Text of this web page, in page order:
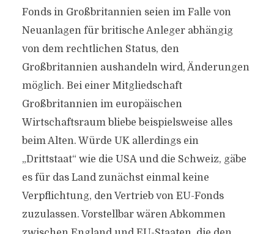
Fonds in Großbritannien seien im Falle von
Neuanlagen für britische Anleger abhängig
von dem rechtlichen Status, den
Großbritannien aushandeln wird, Änderungen
möglich. Bei einer Mitgliedschaft
Großbritannien im europäischen
Wirtschaftsraum bliebe beispielsweise alles
beim Alten. Würde UK allerdings ein
„Drittstaat“ wie die USA und die Schweiz, gäbe
es für das Land zunächst einmal keine
Verpflichtung, den Vertrieb von EU-Fonds
zuzulassen. Vorstellbar wären Abkommen